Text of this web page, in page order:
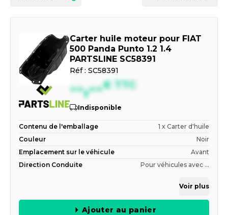
Carter huile moteur pour FIAT
500 Panda Punto 1.2 1.4
PARTSLINE SC58391
Réf : SC58391
--,--€ TTC
Indisponible
Contenu de l'emballage
1 x Carter d'huile
Couleur
Noir
Emplacement sur le véhicule
Avant
Direction Conduite
Pour véhicules avec ...
Voir plus
Ajouter au panier